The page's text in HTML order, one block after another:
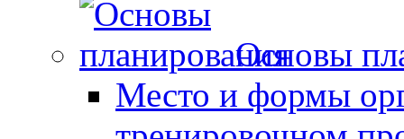
Основы
Место и формы